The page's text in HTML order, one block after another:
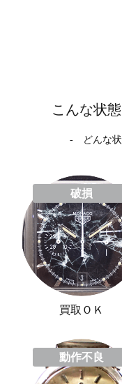
こんな状
- どんな状
破損
買取ＯＫ
動作不良